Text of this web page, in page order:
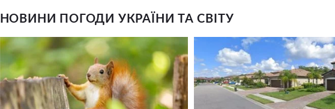
НОВИНИ ПОГОДИ УКРАЇНИ ТА СВІТУ